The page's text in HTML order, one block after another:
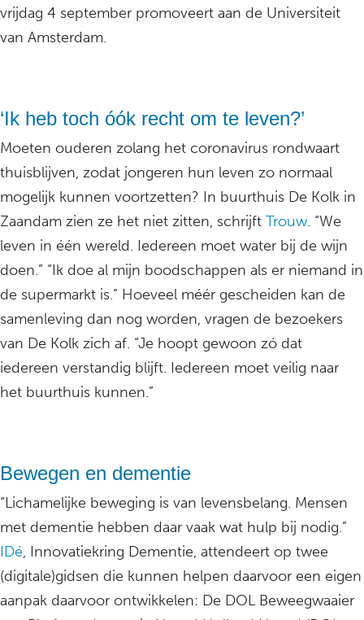
vrijdag 4 september promoveert aan de Universiteit
van Amsterdam.
‘Ik heb toch óók recht om te leven?’
Moeten ouderen zolang het coronavirus rondwaart
thuisblijven, zodat jongeren hun leven zo normaal
mogelijk kunnen voortzetten? In buurthuis De Kolk in
Zaandam zien ze het niet zitten, schrijft Trouw. “We
leven in één wereld. Iedereen moet water bij de wijn
doen.” “Ik doe al mijn boodschappen als er niemand in
de supermarkt is.” Hoeveel méér gescheiden kan de
samenleving dan nog worden, vragen de bezoekers
van De Kolk zich af. “Je hoopt gewoon zó dat
iedereen verstandig blijft. Iedereen moet veilig naar
het buurthuis kunnen.”
Bewegen en dementie
“Lichamelijke beweging is van levensbelang. Mensen
met dementie hebben daar vaak wat hulp bij nodig.”
IDé, Innovatiekring Dementie, attendeert op twee
(digitale)gidsen die kunnen helpen daarvoor een eigen
aanpak daarvoor ontwikkelen: De DOL Beweegwaaier